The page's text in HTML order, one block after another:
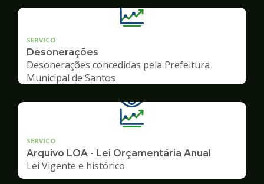
SERVICO
Desonerações
Desonerações concedidas pela Prefeitura
Municipal de Santos
SERVICO
Arquivo LOA - Lei Orçamentária Anual
Lei Vigente e histórico